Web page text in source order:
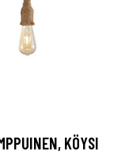
KÖYSI